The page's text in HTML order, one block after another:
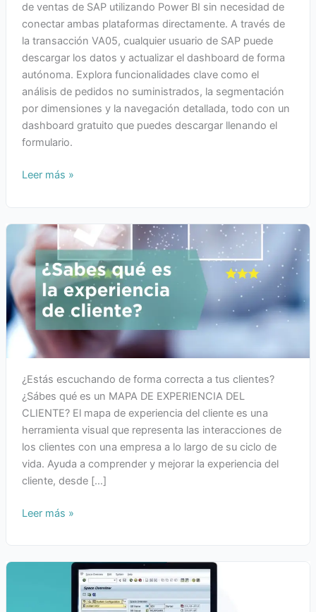
de ventas de SAP utilizando Power BI sin necesidad de
conectar ambas plataformas directamente. A través de
la transacción VA05, cualquier usuario de SAP puede
descargar los datos y actualizar el dashboard de forma
autónoma. Explora funcionalidades clave como el
análisis de pedidos no suministrados, la segmentación
por dimensiones y la navegación detallada, todo con un
dashboard gratuito que puedes descargar llenando el
formulario.
Leer más »
¿Estás escuchando de forma correcta a tus clientes?
¿Sábes qué es un MAPA DE EXPERIENCIA DEL
CLIENTE? El mapa de experiencia del cliente es una
herramienta visual que representa las interacciones de
los clientes con una empresa a lo largo de su ciclo de
vida. Ayuda a comprender y mejorar la experiencia del
cliente, desde […]
Leer más »